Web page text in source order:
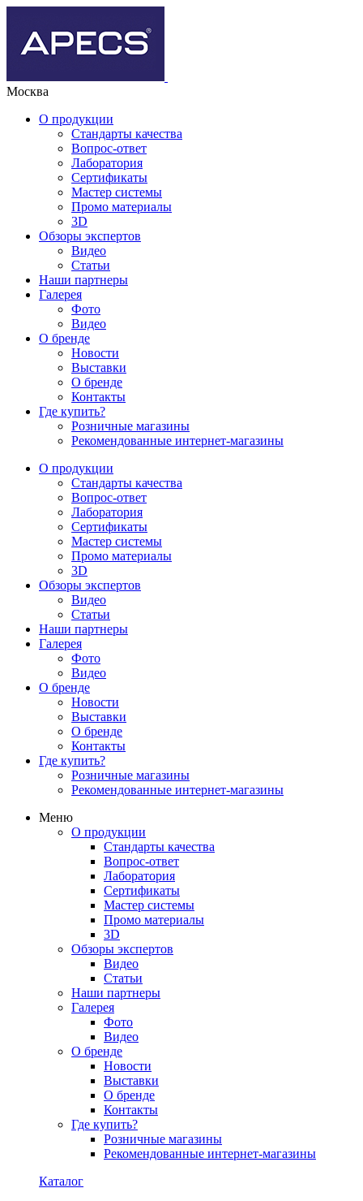
Москва
О продукции
Стандарты качества
Вопрос-ответ
Лаборатория
Сертификаты
Мастер системы
Промо материалы
3D
Обзоры экспертов
Видео
Статьи
Наши партнеры
Галерея
Фото
Видео
О бренде
Новости
Выставки
О бренде
Контакты
Где купить?
Розничные магазины
Рекомендованные интернет-магазины
О продукции
Стандарты качества
Вопрос-ответ
Лаборатория
Сертификаты
Мастер системы
Промо материалы
3D
Обзоры экспертов
Видео
Статьи
Наши партнеры
Галерея
Фото
Видео
О бренде
Новости
Выставки
О бренде
Контакты
Где купить?
Розничные магазины
Рекомендованные интернет-магазины
Меню
О продукции
Стандарты качества
Вопрос-ответ
Лаборатория
Сертификаты
Мастер системы
Промо материалы
3D
Обзоры экспертов
Видео
Статьи
Наши партнеры
Галерея
Фото
Видео
О бренде
Новости
Выставки
О бренде
Контакты
Где купить?
Розничные магазины
Рекомендованные интернет-магазины
Каталог